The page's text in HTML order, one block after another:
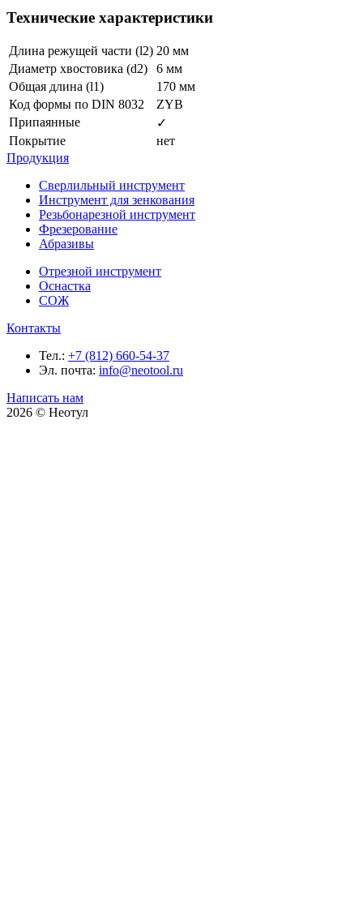
Технические характеристики
Длина режущей части (l2) 20 мм
Диаметр хвостовика (d2)
6 мм
Общая длина (l1)
170 мм
Код формы по DIN 8032
ZYB
Припаянные
✓
Покрытие
нет
Продукция
Сверлильный инструмент
Инструмент для зенкования
Резьбонарезной инструмент
Фрезерование
Абразивы
Отрезной инструмент
Оснастка
СОЖ
Контакты
Тел.: +7 (812) 660-54-37
Эл. почта: info@neotool.ru
Написать нам
2026 © Неотул